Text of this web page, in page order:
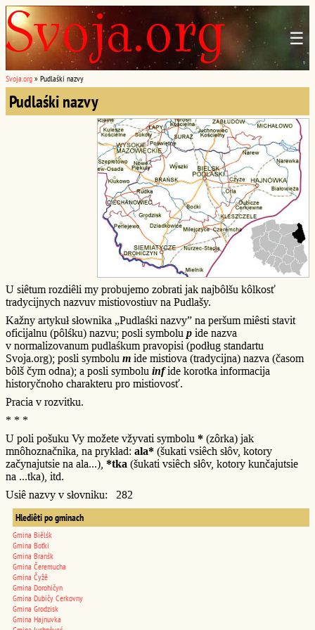
☰
Svoja.org » Pudlaśki nazvy
Pudlaśki nazvy
U siêtum rozdiêli my probujemo zobrati jak najbôlšu kôlkosť
tradycijnych nazvuv mistiovostiuv na Pudlašy.
Kažny artykuł słownika „Pudlaśki nazvy” na peršum miêsti stavit
oficijalnu (pôlśku) nazvu; posli symbolu p ide nazva
v normalizovanum pudlaśkum pravopisi (podług standartu
Svoja.org); posli symbolu m ide mistiova (tradycijna) nazva (časom
bôlš čym odna); a posli symbolu infide korotka informacija
historyčnoho charakteru pro mistiovosť.
Pracia v rozvitku.
* * *
U poli pošuku Vy možete vžyvati symbolu * (zôrka) jak
mnôhoznačnika, na prykład: ala* (šukati vsiêch słôv, kotory
začynajutsie na ala...), *tka (šukati vsiêch słôv, kotory kunčajutsie
na ...tka), itd.
Usiê nazvy v słovniku: 282
Hlediêti po gminach
Gmina Biêlśk
Gmina Boťki
Gmina Branśk
Gmina Čeremucha
Gmina Čyžê
Gmina Dorohičyn
Gmina Dubičy Cerkovny
Gmina Grodzisk
Gmina Hajnuvka